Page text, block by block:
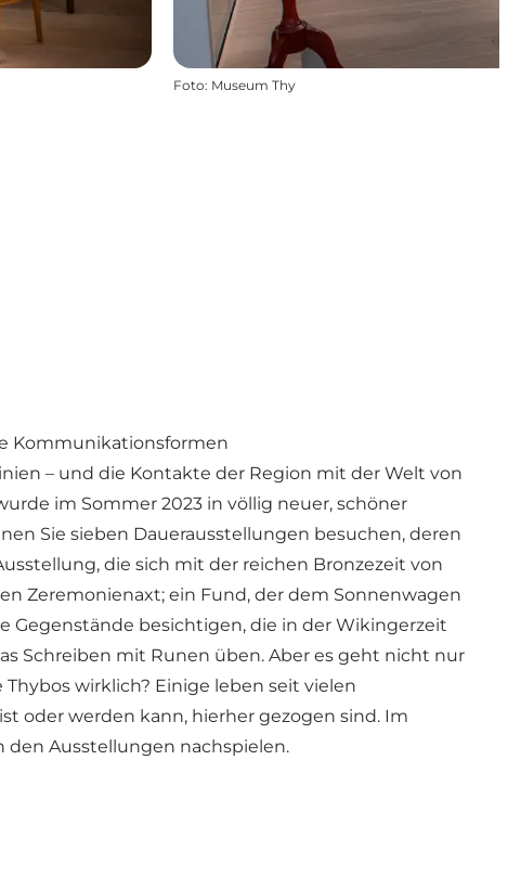
Foto: Museum Thy
Kommunikationsformen
– und die Kontakte der Region mit der Welt von
im Sommer 2023 in völlig neuer, schöner
Sie sieben Dauerausstellungen besuchen, deren
die sich mit der reichen Bronzezeit von
Zeremonienaxt; ein Fund, der dem Sonnenwagen
Gegenstände besichtigen, die in der Wikingerzeit
Schreiben mit Runen üben. Aber es geht nicht nur
wirklich? Einige leben seit vielen
oder werden kann, hierher gezogen sind. Im
den Ausstellungen nachspielen.